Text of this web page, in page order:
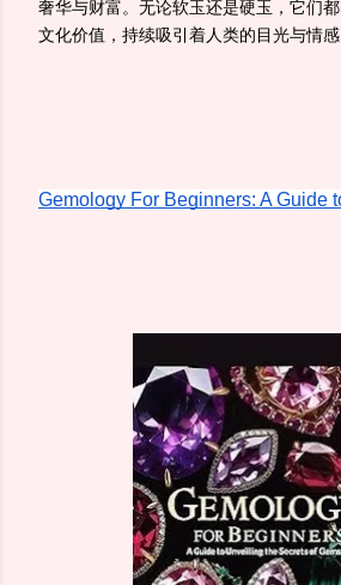
奢华与财富。无论软玉还是硬玉，它们
文化价值，持续吸引着人类的目光与情感
Gemology For Beginners: A Guide